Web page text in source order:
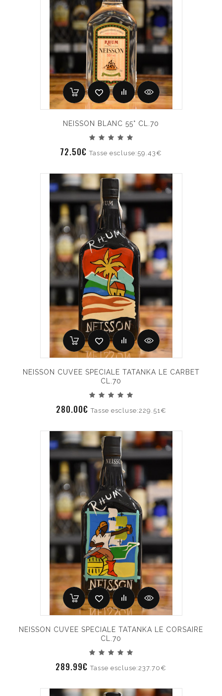
NEISSON BLANC 55° CL.70
72.50€Tasse escluse:59.43€
NEISSON CUVEE SPECIALE TATANKA LE CARBET
CL.70
280.00€Tasse escluse:229.51€
NEISSON CUVEE SPECIALE TATANKA LE CORSAIRE
CL.70
289.99€Tasse escluse:237.70€